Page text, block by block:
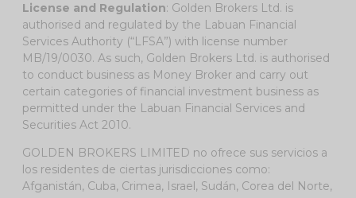
License and Regulation: Golden Brokers Ltd. is
authorised and regulated by the Labuan Financial
Services Authority (“LFSA”) with license number
MB/19/0030. As such, Golden Brokers Ltd. is authorised
to conduct business as Money Broker and carry out
certain categories of financial investment business as
permitted under the Labuan Financial Services and
Securities Act 2010.
GOLDEN BROKERS LIMITED no ofrece sus servicios a
los residentes de ciertas jurisdicciones como:
Afganistán, Cuba, Crimea, Israel, Sudán, Corea del Norte,